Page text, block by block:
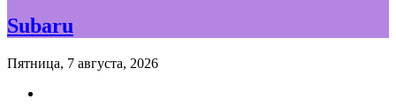
Subaru
Пятница, 7 августа, 2026